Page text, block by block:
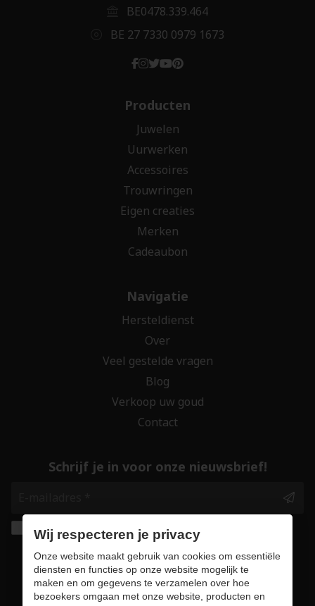
BE0478.339.464
BE 27 7330 0979 1673
Producten
Juwelen
Uurwerken
Accessoires
Trouwringen
Eigen creaties
Merken
Cadeaubon
Navigatie
Hersteldienst
Over
Veel gestelde vragen
Blog
Verkoop uw goud
Contact
Schrijf je in voor onze nieuwsbrief!
Ik geef de toestemming om mijn gegevens te
bewaren en verwerken zoals aangegeven in
onzeprivacy statement. *
Wij respecteren je privacy
Onze website maakt gebruik van cookies om essentiële
diensten en functies op onze website mogelijk te
maken en om gegevens te verzamelen over hoe
bezoekers omgaan met onze website, producten en